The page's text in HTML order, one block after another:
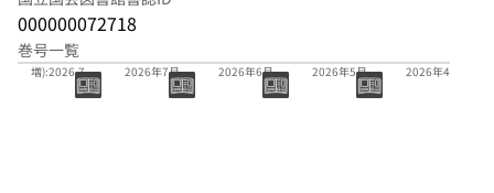
000000072718
巻号一覧
37(-)(臨
増):2026.7
2026年7月
2026年6月
2026年5月
2026年4月